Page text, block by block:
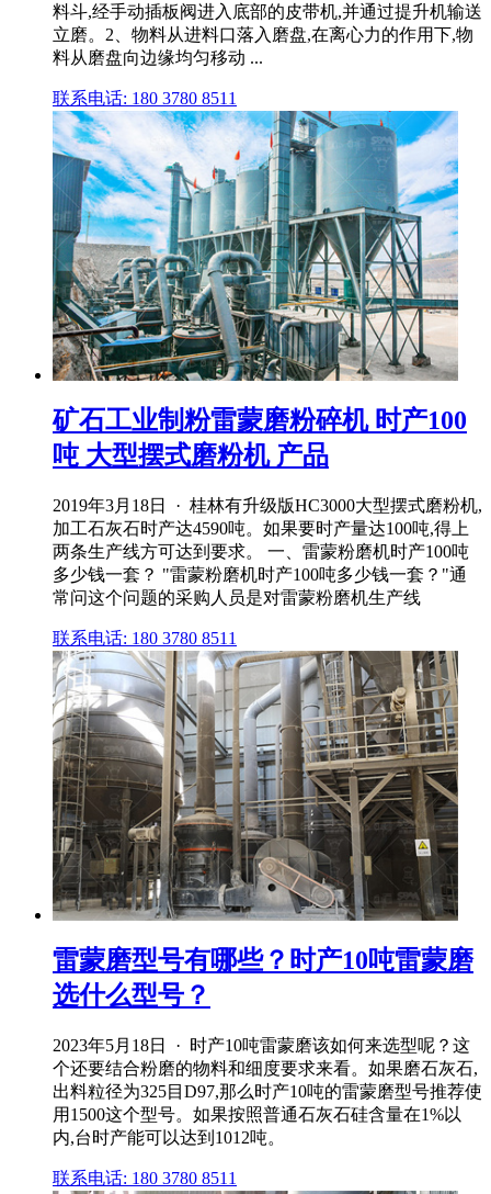
料斗,经手动插板阀进入底部的皮带机,并通过提升机输送
立磨。2、物料从进料口落入磨盘,在离心力的作用下,物
料从磨盘向边缘均匀移动 ...
联系电话: 180 3780 8511
矿石工业制粉雷蒙磨粉碎机 时产100
吨 大型摆式磨粉机 产品
2019年3月18日 · 桂林有升级版HC3000大型摆式磨粉机,
加工石灰石时产达4590吨。如果要时产量达100吨,得上
两条生产线方可达到要求。 一、雷蒙粉磨机时产100吨
多少钱一套？ "雷蒙粉磨机时产100吨多少钱一套？"通
常问这个问题的采购人员是对雷蒙粉磨机生产线
联系电话: 180 3780 8511
雷蒙磨型号有哪些？时产10吨雷蒙磨
选什么型号？
2023年5月18日 · 时产10吨雷蒙磨该如何来选型呢？这
个还要结合粉磨的物料和细度要求来看。如果磨石灰石,
出料粒径为325目D97,那么时产10吨的雷蒙磨型号推荐使
用1500这个型号。如果按照普通石灰石硅含量在1%以
内,台时产能可以达到1012吨。
联系电话: 180 3780 8511